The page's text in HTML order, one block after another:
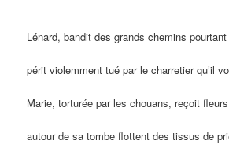
Lénard, bandit des grands chemins
périt violemment tué par le charretier qu’il
Marie, torturée par les chouans, reçoit
autour de sa tombe flottent des tissus de